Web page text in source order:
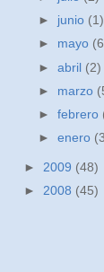
► junio (1)
► mayo
►abril (2)
► marzo
►febrero
►enero
► 2009 (48)
► 2008 (45)